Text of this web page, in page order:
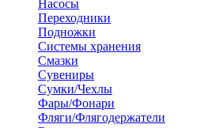
Насосы
Переходники
Подножки
Системы хранения
Смазки
Сувениры
Сумки/Чехлы
Фары/Фонари
Фляги/Флягодержатели